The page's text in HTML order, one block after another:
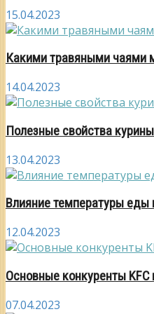
15.04.2023
Какими травяными чаями
14.04.2023
Полезные свойства
13.04.2023
Влияние температуры еды
12.04.2023
Основные конкуренты
07.04.2023